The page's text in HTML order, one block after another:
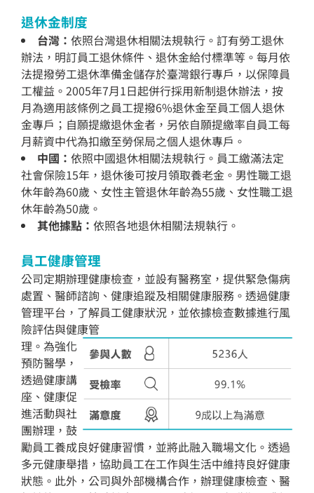
退休金制度
台灣： 依照台灣退休相關法規執行。訂有勞工退休
辦法，明訂員工退休條件、退休金給付標準等。每月依
法提撥勞工退休準備金儲存於臺灣銀行專戶，以保障員
工權益。2005年7月1日起併行採用新制退休辦法，按
月為適用該條例之員工提撥6%退休金至員工個人退休
金專戶；自願提繳退休金者，另依自願提繳率自員工每
月薪資中代為扣繳至勞保局之個人退休專戶。
中國： 依照中國退休相關法規執行。員工繳滿法定
社會保險15年，退休後可按月領取養老金。男性職工退
休年齡為60歲、女性主管退休年齡為55歲、女性職工退
休年齡為50歲。
其他據點： 依照各地退休相關法規執行。
員工健康管理
公司定期辦理健康檢查，並設有醫務室，提供緊急傷病
處置、醫師諮詢、健康追蹤及相關健康服務。透過健康
管理平台，了解員工健康狀況，並依據檢查數據進行風
險評估與健康管
理。為強化
預防醫學，
透過健康講
座、健康促
進活動與社
團辦理，鼓
勵員工養成良好健康習慣，並將此融入職場文化。透過
多元健康舉措，協助員工在工作與生活中維持良好健康
狀態。此外，公司與外部機構合作，辦理健康檢查、醫